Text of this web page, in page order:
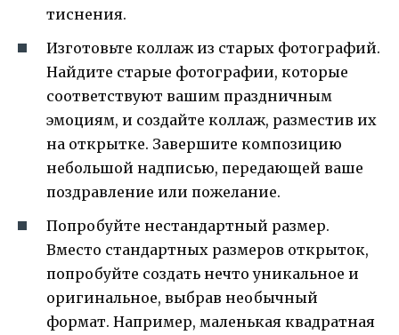
тиснения.
Изготовьте коллаж из старых фотографий.
Найдите старые фотографии, которые
соответствуют вашим праздничным
эмоциям, и создайте коллаж, разместив их
на открытке. Завершите композицию
небольшой надписью, передающей ваше
поздравление или пожелание.
Попробуйте нестандартный размер.
Вместо стандартных размеров открыток,
попробуйте создать нечто уникальное и
оригинальное, выбрав необычный
формат. Например, маленькая квадратная